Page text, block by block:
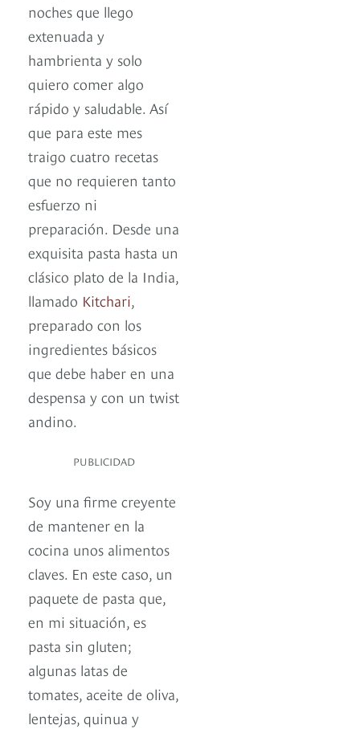
noches que llego
extenuada y
hambrienta y solo
quiero comer algo
rápido y saludable. Así
que para este mes
traigo cuatro recetas
que no requieren tanto
esfuerzo ni
preparación. Desde una
exquisita pasta hasta un
clásico plato de la India,
llamado Kitchari,
preparado con los
ingredientes básicos
que debe haber en una
despensa y con un twist
andino.
PUBLICIDAD
Soy una firme creyente
de mantener en la
cocina unos alimentos
claves. En este caso, un
paquete de pasta que,
en mi situación, es
pasta sin gluten;
algunas latas de
tomates, aceite de oliva,
lentejas, quinua y